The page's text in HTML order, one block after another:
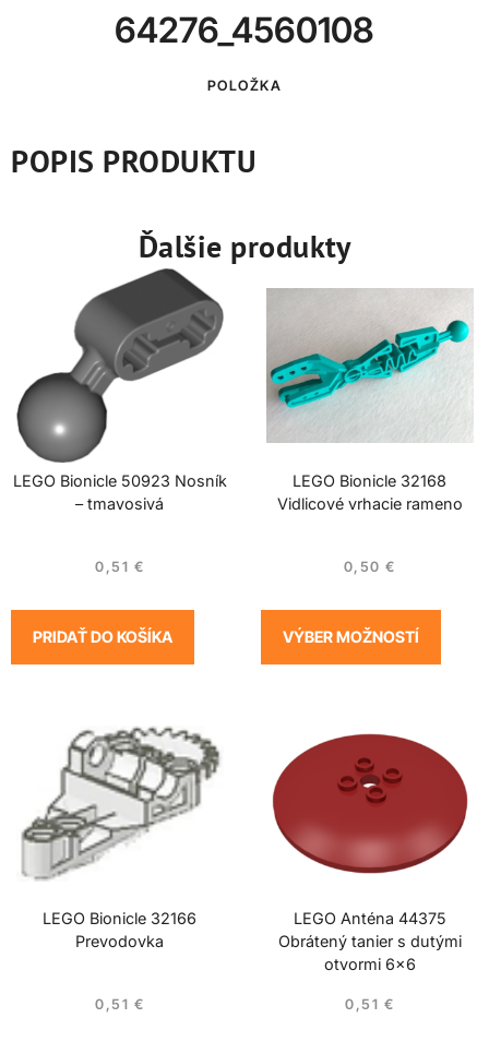
64276_4560108
POLOŽKA
POPIS PRODUKTU
Ďalšie produkty
LEGO Bionicle 50923 Nosník
– tmavosivá
0,51 €
PRIDAŤ DO KOŠÍKA
LEGO Bionicle 32168
Vidlicové vrhacie rameno
0,50 €
VÝBER MOŽNOSTÍ
LEGO Bionicle 32166
Prevodovka
0,51 €
LEGO Anténa 44375
Obrátený tanier s dutými
otvormi 6×6
0,51 €